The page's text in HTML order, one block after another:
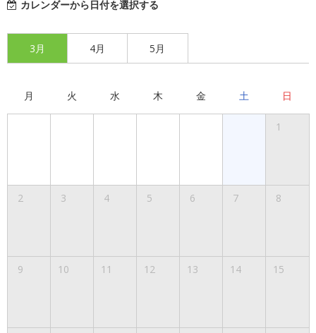
カレンダーから日付を選択する
3月 4月 5月
月 火 水 木 金 土 日
1
2 3 4 5 6 7 8
9 10 11 12 13 14 15